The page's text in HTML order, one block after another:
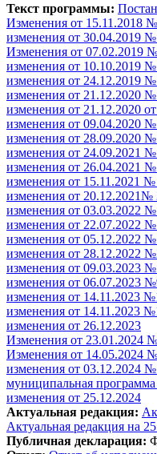
Текст программы:
Изменения от 15.11.2018
изменения от 30.04.2019
Изменения от 07.02.2019
изменения от 10.10.2019
изменения от 24.12.2019
изменения от 21.12.2020
изменения от 21.12.2020
изменения от 09.04.2020
изменения от 28.09.2020
изменения от 24.09.2021
изменения от 26.04.2021
изменения от 15.11.2021
изменения от 20.12.2021№
изменения от 03.03.2022
изменения от 22.07.2022
изменения от 05.12.2022
изменения от 28.12.2022
изменения от 09.03.2023
изменения от 06.07.2023
изменения от 14.11.2023
изменения от 14.11.2023
изменения от 26.12.2023
Изменения от 23.01.2024
Изменения от 14.05.2024
изменения от 03.12.2024
муниципальная программа
изменения от 25.12.2024
Актуальная редакция:
Актуальная редакция на
Публичная декларация: